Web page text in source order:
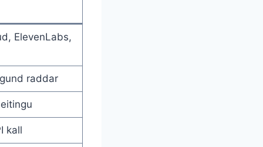
ElevenLabs,
raddar
kall